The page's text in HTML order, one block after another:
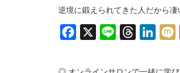
逆境に鍛えられてきた人だから凄
Facebook
X Line